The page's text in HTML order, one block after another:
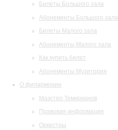
Билеты Большого зала
Абонементы Большого зала
Билеты Малого зала
Абонементы Малого зала
Как купить билет
Абонементы Музитория
О филармонии
Маэстро Темирканов
Правовая информация
Оркестры